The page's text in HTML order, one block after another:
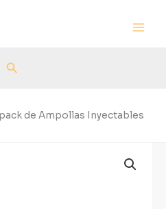
Buscar
de Ampollas Inyectables